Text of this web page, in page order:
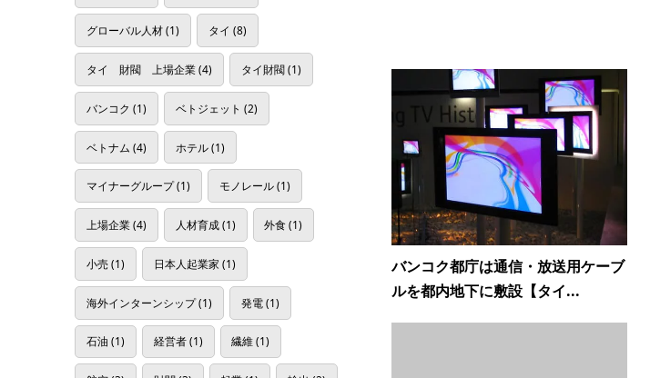
バンコク都庁は通信・放送用ケーブ
ルを都内地下に敷設【タイ...
グローバル人材(1) タイ (8)
タイ 財閥 上場企業(4) タイ財閥(1)
バンコク (1) ベトジェット (2)
ベトナム (4) ホテル(1)
マイナーグループ(1) モノレール(1)
上場企業(4) 人材育成(1) 外食(1)
小売(1) 日本人起業家 (1)
海外インターンシップ(1) 発電(1)
石油 (1) 経営者(1) 繊維(1)